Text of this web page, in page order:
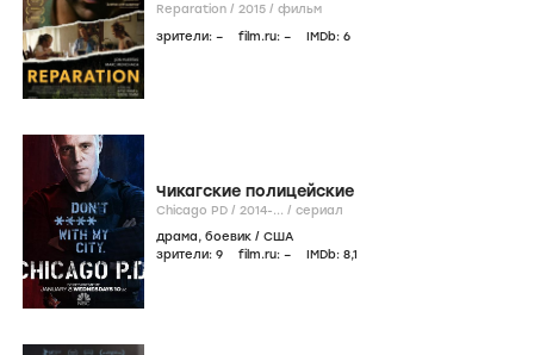
Reparation / 2015 / фильм
зрители: – film.ru: – IMDb: 6
Чикагские полицейские
Chicago PD / 2014-... / сериал
драма, боевик / США
зрители: 9 film.ru: – IMDb: 8,1